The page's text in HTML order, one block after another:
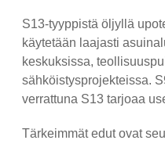
S13-tyyppistä öljyllä
käytetään laajasti
keskuksissa,
sähköistysprojekteissa.
verrattuna S13 tarjoaa
Tärkeimmät edut ovat